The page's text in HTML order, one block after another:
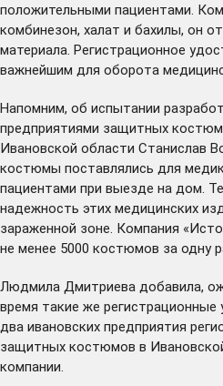
положительными пациентами.
комбинезон, халат и бахилы, он
материала. Регистрационное
важнейшим для оборота
Напомним, об испытании
предприятиями защитных
Ивановской области Станислав
костюмы поставлялись для
пациентами при выезде на дом.
надежность этих медицинских
зараженной зоне. Компания
не менее 5000 костюмов за одну
Людмила Дмитриева добавила,
время такие же
два ивановских предприятия
защитных костюмов в
компании.